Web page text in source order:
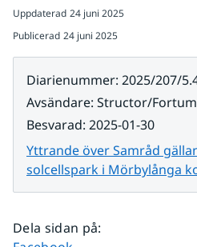
Uppdaterad 24 juni 2025
Publicerad 24 juni 2025
Diarienummer: 2025/207/
Avsändare: Structor/Fortum
Besvarad: 2025-01-30
Yttrande över Samråd
solcellspark i Mörbylånga
Dela sidan på: